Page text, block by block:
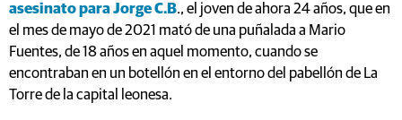
asesinato para Jorge C.B., el joven de ahora 24 años, que en
el mes de mayo de 2021 mató de una puñalada a Mario
Fuentes, de 18 años en aquel momento, cuando se
encontraban en un botellón en el entorno del pabellón de La
Torre de la capital leonesa.